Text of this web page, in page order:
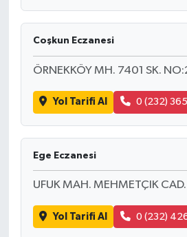
Coşkun Eczanesi
ÖRNEKKÖY MH. 7401 SK.
Yol Tarifi Al 0 (232)
Ege Eczanesi
UFUK MAH. MEHMETÇIK
Yol Tarifi Al 0 (232)